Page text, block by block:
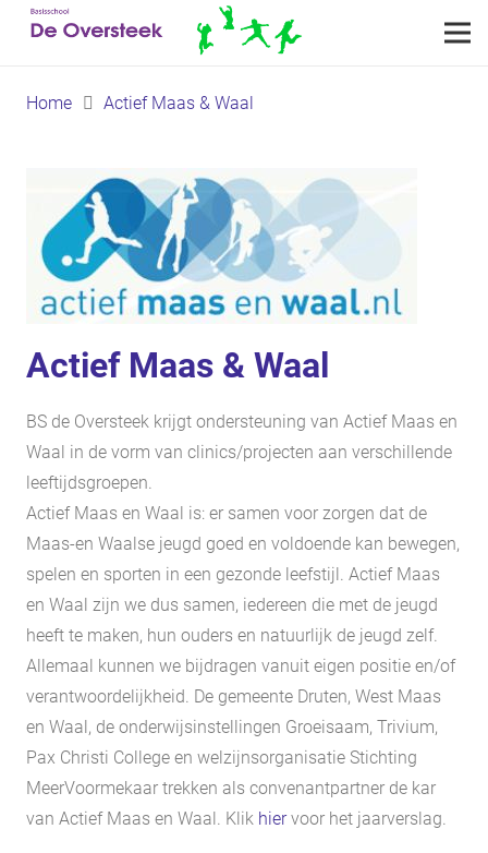
Home Actief Maas & Waal
Actief Maas & Waal
BS de Oversteek krijgt ondersteuning van Actief Maas en
Waal in de vorm van clinics/projecten aan verschillende
leeftijdsgroepen.
Actief Maas en Waal is: er samen voor zorgen dat de
Maas-en Waalse jeugd goed en voldoende kan bewegen,
spelen en sporten in een gezonde leefstijl. Actief Maas
en Waal zijn we dus samen, iedereen die met de jeugd
heeft te maken, hun ouders en natuurlijk de jeugd zelf.
Allemaal kunnen we bijdragen vanuit eigen positie en/of
verantwoordelijkheid. De gemeente Druten, West Maas
en Waal, de onderwijsinstellingen Groeisaam, Trivium,
Pax Christi College en welzijnsorganisatie Stichting
MeerVoormekaar trekken als convenantpartner de kar
van Actief Maas en Waal. Klik hiervoor het jaarverslag.